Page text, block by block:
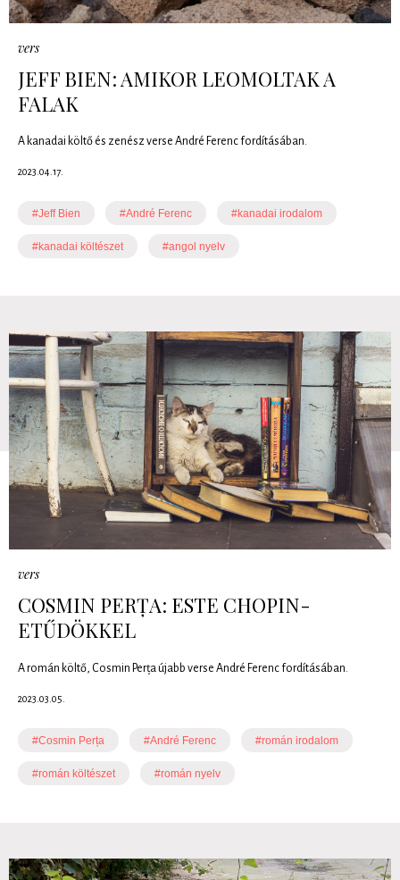
vers
JEFF BIEN: AMIKOR LEOMOLTAK A
FALAK
A kanadai költő és zenész verse André Ferenc fordításában.
2023.04.17.
#Jeff Bien #André Ferenc #kanadai irodalom
#kanadai költészet #angol nyelv
vers
COSMIN PERȚA: ESTE CHOPIN-
ETŰDÖKKEL
A román költő, Cosmin Perța újabb verse André Ferenc fordításában.
2023.03.05.
#Cosmin Perța #André Ferenc #román irodalom
#román költészet #román nyelv